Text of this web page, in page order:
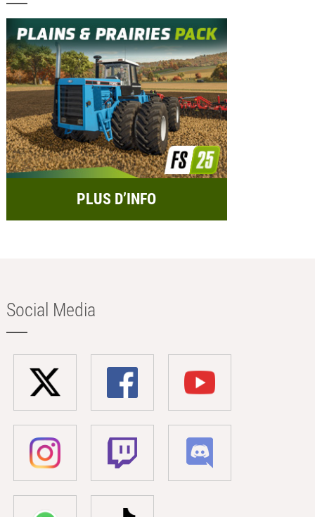
PLUS D’INFO
Social Media